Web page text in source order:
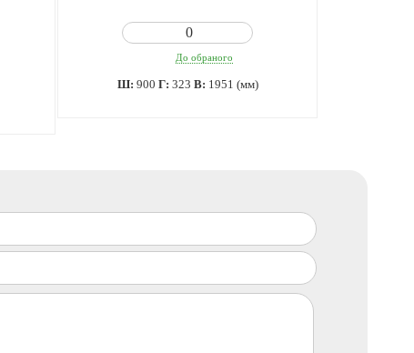
До обраного
Ш: 900 Г: 323 В: 1951 (мм)